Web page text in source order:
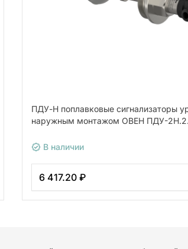
ПДУ-Н поплавковые сигнализаторы
наружным монтажом ОВЕН ПДУ-
В наличии
6 417.20 ₽